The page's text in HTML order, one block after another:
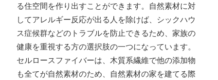
る住空間を作り出すことができます。自然素材に対
してアレルギー反応が出る人を除けば、シックハウ
ス症候群などのトラブルを防止できるため、家族の
健康を重視する方の選択肢の一つになっています。
セルロースファイバーは、木質系繊維で他の添加物
も全てが自然素材のため、自然素材の家を建てる際